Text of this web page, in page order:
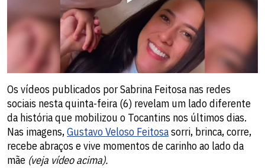
Os vídeos publicados por Sabrina Feitosa nas redes
sociais nesta quinta-feira (6) revelam um lado diferente
da história que mobilizou o Tocantins nos últimos dias.
Nas imagens,Gustavo Veloso Feitosasorri, brinca, corre,
recebe abraços e vive momentos de carinho ao lado da
mãe (veja vídeo acima).